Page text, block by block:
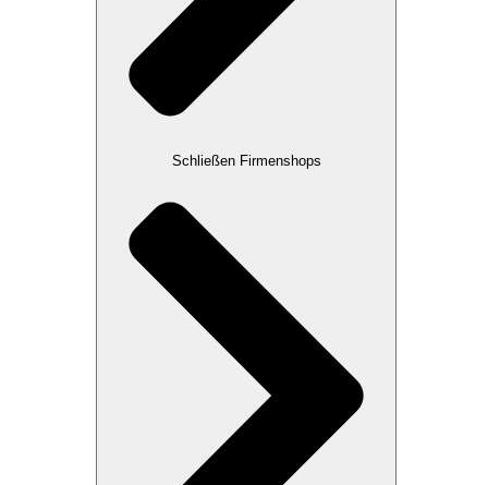
Schließen Firmenshops